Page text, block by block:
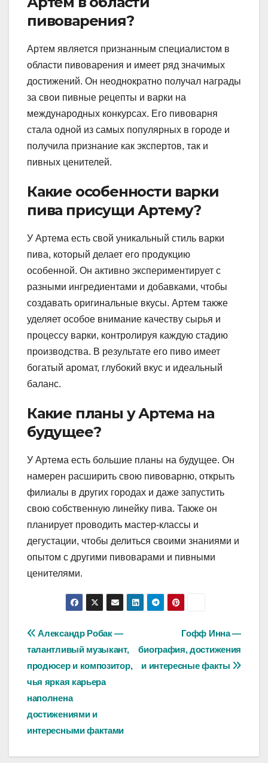
пивоварения?
Артем является признанным специалистом в
области пивоварения и имеет ряд значимых
достижений. Он неоднократно получал награды
за свои пивные рецепты и варки на
международных конкурсах. Его пивоварня
стала одной из самых популярных в городе и
получила признание как экспертов, так и
пивных ценителей.
Какие особенности варки
пива присущи Артему?
У Артема есть свой уникальный стиль варки
пива, который делает его продукцию
особенной. Он активно экспериментирует с
разными ингредиентами и добавками, чтобы
создавать оригинальные вкусы. Артем также
уделяет особое внимание качеству сырья и
процессу варки, контролируя каждую стадию
производства. В результате его пиво имеет
богатый аромат, глубокий вкус и идеальный
баланс.
Какие планы у Артема на
будущее?
У Артема есть большие планы на будущее. Он
намерен расширить свою пивоварню, открыть
филиалы в других городах и даже запустить
свою собственную линейку пива. Также он
планирует проводить мастер-классы и
дегустации, чтобы делиться своими знаниями и
опытом с другими пивоварами и пивными
ценителями.
Навигация
по
записям
Гофф Инна —
биография, достижения
и интересные факты
Александр Робак —
талантливый музыкант,
продюсер и композитор,
чья яркая карьера
наполнена
достижениями и
интересными фактами